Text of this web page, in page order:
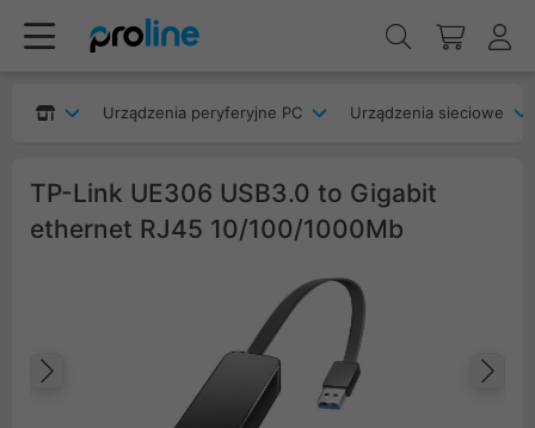
Urządzenia peryferyjne PC Urządzenia sieciowe
TP-Link UE306 USB3.0 to Gigabit
ethernet RJ45 10/100/1000Mb
Poprzedni